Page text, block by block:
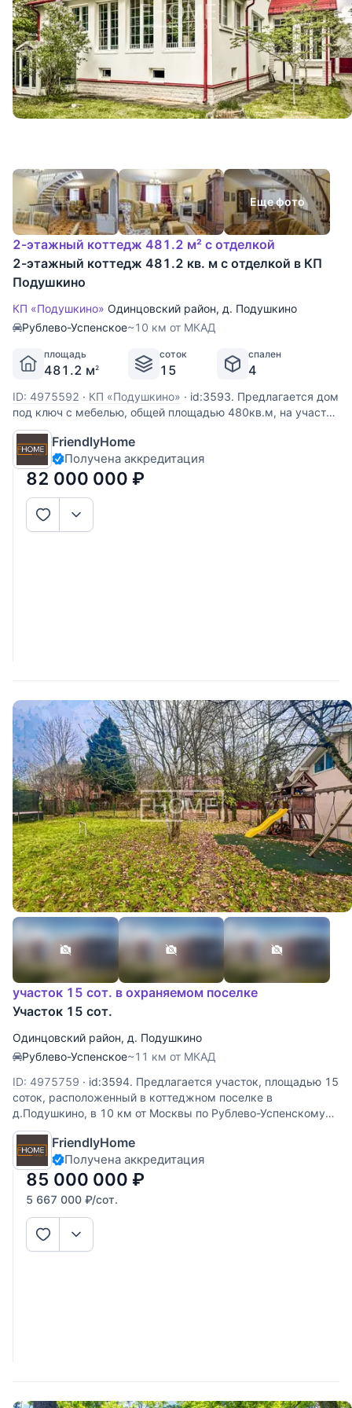
Еще фото
2-этажный коттедж 481.2 м² с отделкой
2-этажный коттедж 481.2 кв. м с отделкой в КП
Подушкино
КП «Подушкино» Одинцовский район, д. Подушкино
Рублево-Успенское~10 км от МКАД
площадь
481.2 м2
соток
15
спален
4
ID: 4975592 · КП «Подушкино» · id:3593. Предлагается дом
под ключ с мебелью, общей площадью 480кв.м, на участке
15 соток. Дом расположен в коттеджном поселке в
д.Подушкино, в 10 км от Москвы по Рублево-Успенскому
шоссе или платной дороге. Дом в хорошем техническом
состоянии.
FriendlyHome
Получена аккредитация
82 000 000 ₽
участок 15 сот. в охраняемом поселке
Участок 15 сот.
Одинцовский район, д. Подушкино
Рублево-Успенское~11 км от МКАД
ID: 4975759 · id:3594. Предлагается участок, площадью 15
соток, расположенный в коттеджном поселке в
д.Подушкино, в 10 км от Москвы по Рублево-Успенскому
шоссе или платной дороге. Участок правильной формы,
размеры 57х26 метров, на второй линии от леса. Тишина.
FriendlyHome
Получена аккредитация
85 000 000 ₽
5 667 000 ₽/сот.